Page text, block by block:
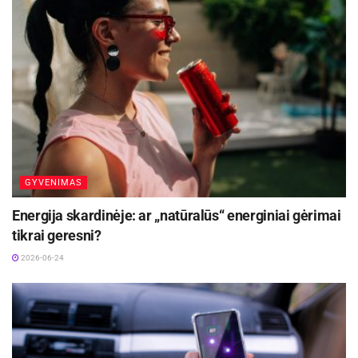
amžius (>50 metų);
lytis (dažniau serga moterys);
paveldimumas (buvę osteoporozės atvejai šeimoje);
menopauzė;
virškinamojo trakto, endokrininės sistemos ir
reumatinės ligos;
mitybos sutrikimai;
mažas kalcio ir D vitamino suvartojimas;
mažas fizinis aktyvumas;
žalingi įpročiai (rūkymas, alkoholio vartojimas ir kt.).
Patarimai ir profilaktika
GYVENIMAS
Energija skardinėje: ar „natūralūs“ energiniai gėrimai
tikrai geresni?
2026-06-24